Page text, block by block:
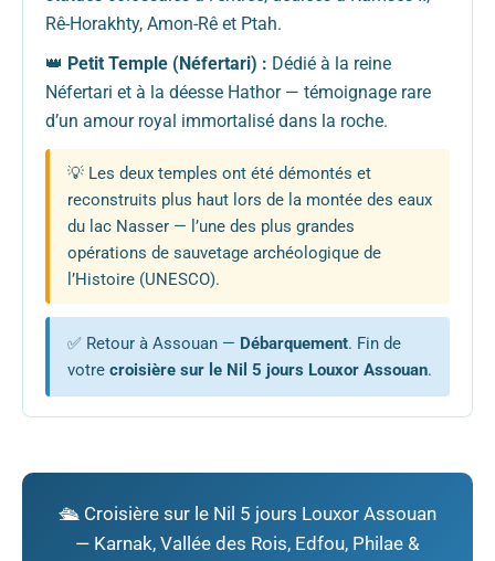
Rê-Horakhty, Amon-Rê et Ptah.
👑 Petit Temple (Néfertari) : Dédié à la reine
Néfertari et à la déesse Hathor — témoignage rare
d’un amour royal immortalisé dans la roche.
💡 Les deux temples ont été démontés et
reconstruits plus haut lors de la montée des eaux
du lac Nasser — l’une des plus grandes
opérations de sauvetage archéologique de
l’Histoire (UNESCO).
✅ Retour à Assouan — Débarquement. Fin de
votre croisière sur le Nil 5 jours Louxor Assouan.
🛳️ Croisière sur le Nil 5 jours Louxor Assouan
— Karnak, Vallée des Rois, Edfou, Philae &